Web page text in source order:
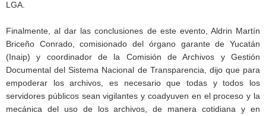
LGA.
Finalmente, al dar las conclusiones de este evento, Aldrin Martín
Briceño Conrado, comisionado del órgano garante de Yucatán
(Inaip) y coordinador de la Comisión de Archivos y Gestión
Documental del Sistema Nacional de Transparencia, dijo que para
empoderar los archivos, es necesario que todas y todos los
servidores públicos sean vigilantes y coadyuven en el proceso y la
mecánica del uso de los archivos, de manera cotidiana y en